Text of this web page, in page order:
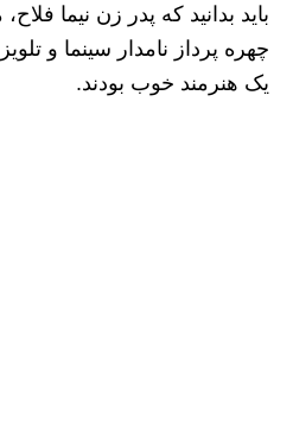
باید بدانید که پدر زن نیما
چهره پرداز نامدار سینما و
یک هنرمند خوب بودند.